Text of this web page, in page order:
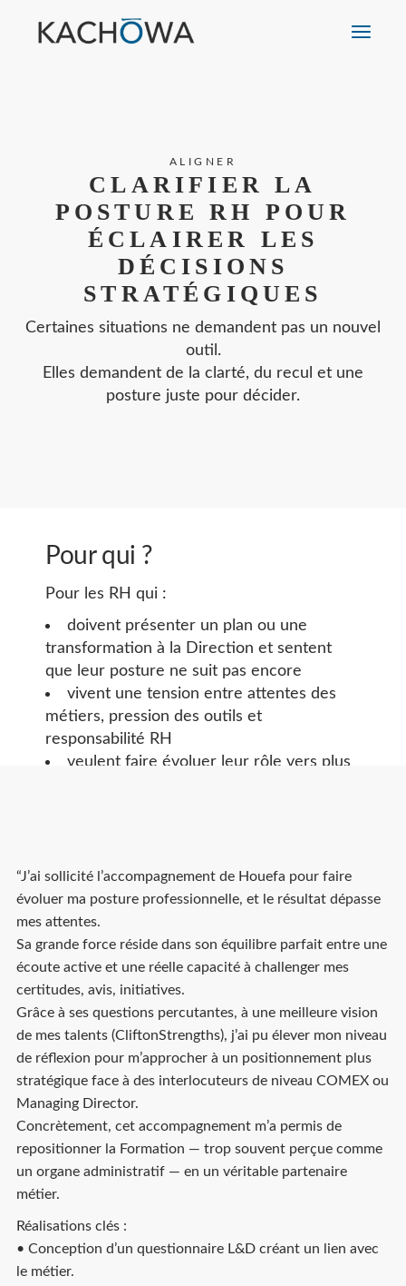
ALIGNER
CLARIFIER LA
POSTURE RH POUR
ÉCLAIRER LES
DÉCISIONS
STRATÉGIQUES
Certaines situations ne demandent pas un nouvel
outil.
Elles demandent de la clarté, du recul et une
posture juste pour décider.
Pour qui ?
Pour les RH qui :
doivent présenter un plan ou une
transformation à la Direction et sentent
que leur posture ne suit pas encore
vivent une tension entre attentes des
métiers, pression des outils et
responsabilité RH
veulent faire évoluer leur rôle vers plus
“J’ai sollicité l’accompagnement de Houefa pour faire
évoluer ma posture professionnelle, et le résultat dépasse
mes attentes.
Sa grande force réside dans son équilibre parfait entre une
écoute active et une réelle capacité à challenger mes
certitudes, avis, initiatives.
Grâce à ses questions percutantes, à une meilleure vision
de mes talents (CliftonStrengths), j’ai pu élever mon niveau
de réflexion pour m’approcher à un positionnement plus
stratégique face à des interlocuteurs de niveau COMEX ou
Managing Director.
Concrètement, cet accompagnement m’a permis de
repositionner la Formation — trop souvent perçue comme
un organe administratif — en un véritable partenaire
métier.
Réalisations clés :
• Conception d’un questionnaire L&D créant un lien avec
le métier.